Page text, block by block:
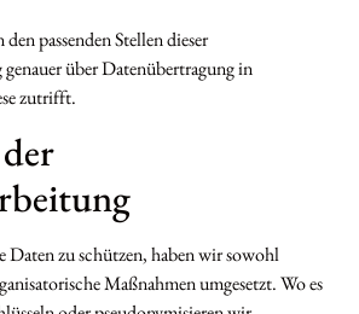
passenden Stellen dieser
über Datenübertragung in
zutrifft.
Daten zu schützen, haben wir sowohl
Maßnahmen umgesetzt. Wo es